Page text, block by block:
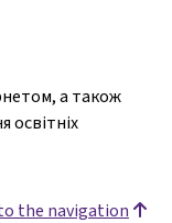
а також
освітніх
the navigation